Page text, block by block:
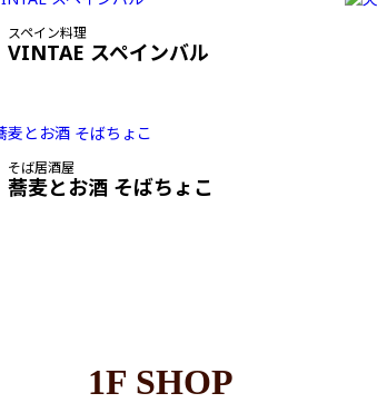
スペイン料理
VINTAE スペインバル
そば居酒屋
蕎麦とお酒 そばちょこ
1F SHOP